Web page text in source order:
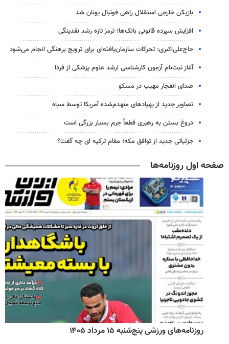
بازیکن خارجی استقلال راهی فوتبال یونان شد
افزایش سپرده قانونی بانک‌ها؛ ترمز تازه رشد نقدینگی
حاج‌علی‌اکبری: تحرکات سازمان‌یافته‌ای برای ترویج برهنگی انجام می‌شود
آغاز ثبت‌نام‌ آزمون کارشناسی ارشد علوم پزشکی از فردا
صدای انفجار مهیب در مسکو
تصاویر جدید از پهپادهای منهدم‌شده آمریکا توسط سپاه
دروغ بستن به رهبری قطعاً جرم بسیار بزرگی است
جزئیاتی جدید از توافق مکه؛ مقام ترکیه ای چه گفت؟
صفحه اول روزنامه‌ها
روزنامه‌های ورزشی پنج‌شنبه ۱۵ مرداد ۱۴۰۵